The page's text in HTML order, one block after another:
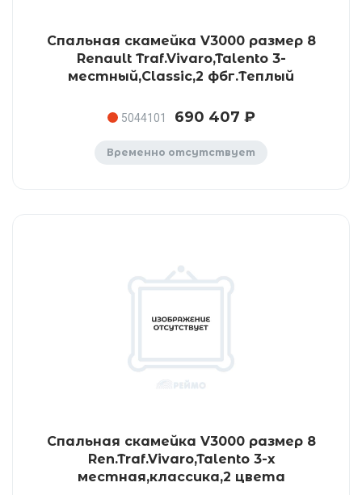
Спальная скамейка V3000 размер 8
Renault Traf.Vivaro,Talento 3-
местный,Classic,2 фбг.Теплый
5044101 690 407 ₽
Временно отсутствует
Спальная скамейка V3000 размер 8
Ren.Traf.Vivaro,Talento 3-х
местная,классика,2 цвета